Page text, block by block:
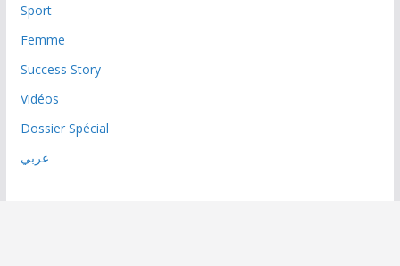
Sport
Femme
Success Story
Vidéos
Dossier Spécial
عربي